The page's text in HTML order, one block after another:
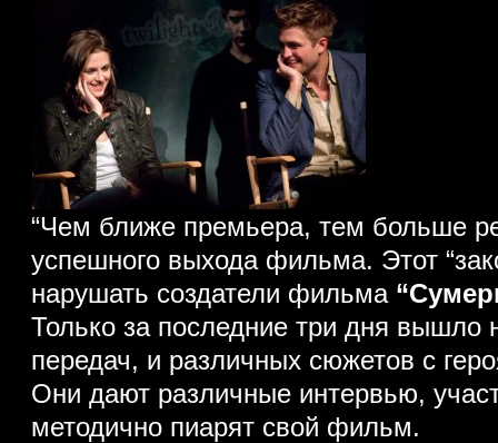
“Чем ближе премьера, тем больше
успешного выхода фильма. Этот
нарушать создатели фильма
Только за последние три дня вышло
передач, и различных сюжетов с
Они дают различные интервью,
методично пиарят свой фильм.